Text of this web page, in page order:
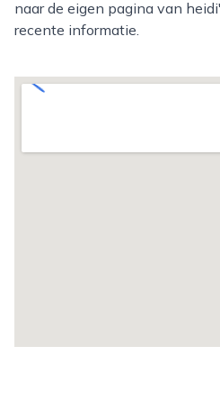
naar de eigen pagina van
recente informatie.